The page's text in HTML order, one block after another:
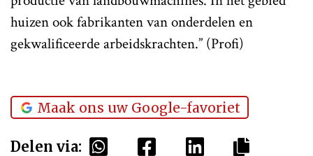
huizen ook fabrikanten van onderdelen en
gekwalificeerde arbeidskrachten.” (Profi)
Maak ons uw Google-favoriet
Delen via: